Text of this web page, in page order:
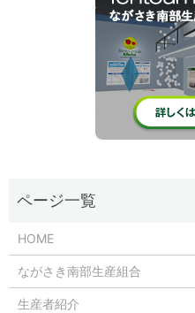
HOME
ながさき南部生産組合
生産者紹介